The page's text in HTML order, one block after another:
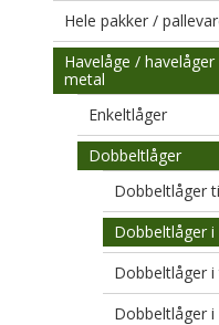
Hele pakker /
Havelåge /
metal
Enkeltlåger
Dobbeltlåger
Dobbeltlåger
Dobbeltlåger i
Dobbeltlåger
Dobbeltlåger i